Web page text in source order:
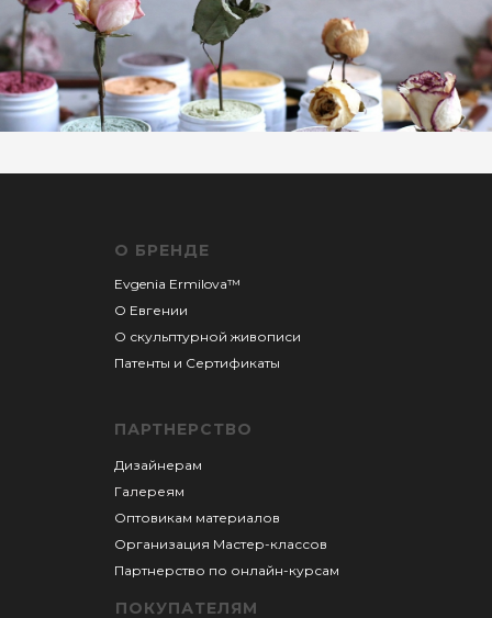
О БРЕНДЕ
Evgenia Ermilova™
О Евгении
О скульптурной живописи
Патенты и Сертификаты
ПАРТНЕРСТВО
Дизайнерам
Галереям
Оптовикам материалов
Организация Мастер-классов
Партнерство по онлайн-курсам
ПОКУПАТЕЛЯМ